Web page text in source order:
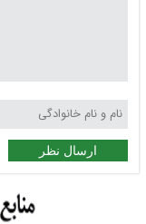
ارسال نظر